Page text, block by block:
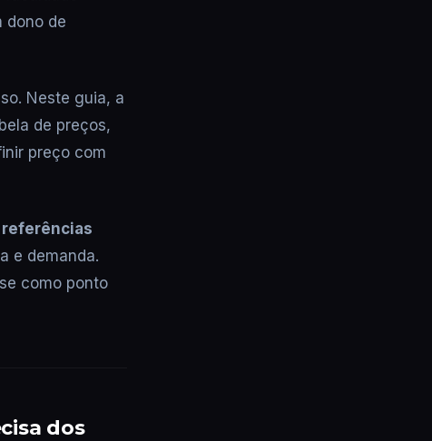
dono de
Neste guia, a
de preços,
preço com
referências
e demanda.
como ponto
dos